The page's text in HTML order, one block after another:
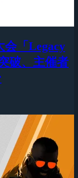
会「Legacy
破、主催者